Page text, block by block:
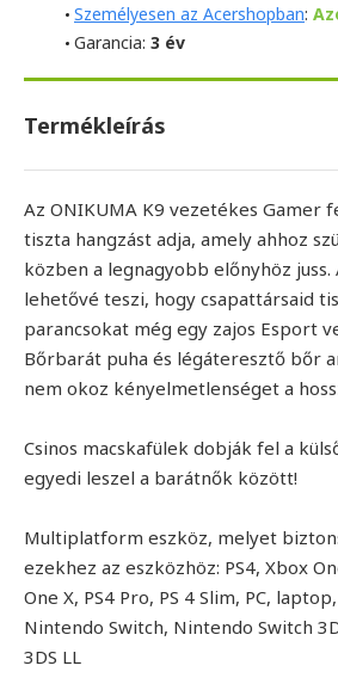
Személyesen az Acershopban:
Garancia: 3 év
Termékleírás
Az ONIKUMA K9 vezetékes Gamer
tiszta hangzást adja, amely ahhoz
közben a legnagyobb előnyhöz
lehetővé teszi, hogy csapattársaid
parancsokat még egy zajos Esport
Bőrbarát puha és légáteresztő bőr
nem okoz kényelmetlenséget a
Csinos macskafülek dobják fel a
egyedi leszel a barátnők között!
Multiplatform eszköz, melyet
ezekhez az eszközhöz: PS4, Xbox
One X, PS4 Pro, PS 4 Slim, PC,
Nintendo Switch, Nintendo Switch
3DS LL